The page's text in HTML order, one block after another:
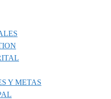
Y METAS